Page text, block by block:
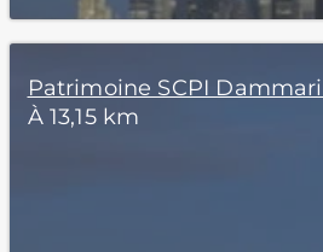
Patrimoine SCPI
À 13,15 km